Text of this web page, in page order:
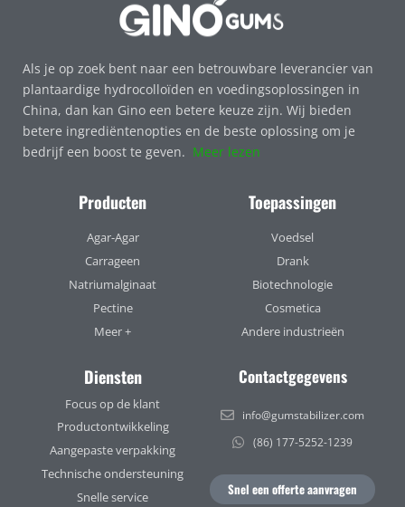
Als je op zoek bent naar een betrouwbare leverancier van
plantaardige hydrocolloïden en voedingsoplossingen in
China, dan kan Gino een betere keuze zijn. Wij bieden
betere ingrediëntenopties en de beste oplossing om je
bedrijf een boost te geven. Meer lezen
Producten
Agar-Agar
Carrageen
Natriumalginaat
Pectine
Meer +
Toepassingen
Voedsel
Drank
Biotechnologie
Cosmetica
Andere industrieën
Diensten
Focus op de klant
Productontwikkeling
Aangepaste verpakking
Technische ondersteuning
Snelle service
Contactgegevens
info@gumstabilizer.com
(86) 177-5252-1239
Snel een offerte aanvragen